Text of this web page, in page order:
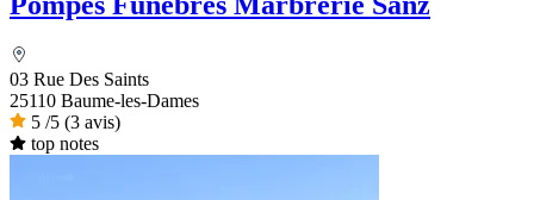
03 Rue Des Saints
25110 Baume-les-Dames
5 /5 (3 avis)
top notes